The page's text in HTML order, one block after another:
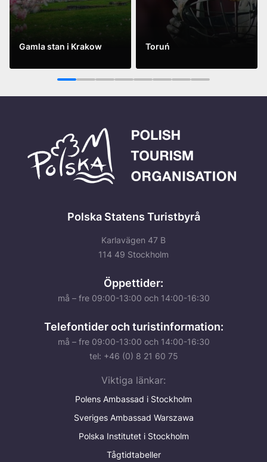
Gamla stan i Krakow
Se mer
Toruń
Se mer
1 2 3 4 5 6 7 8
Polska Statens Turistbyrå
Karlavägen 47 B
114 49 Stockholm
Öppettider:
må – fre 09:00-13:00 och 14:00-16:30
Telefontider och turistinformation:
må – fre 09:00-13:00 och 14:00-16:30
tel: +46 (0) 8 21 60 75
Viktiga länkar:
Polens Ambassad i Stockholm
Sveriges Ambassad Warszawa
Polska Institutet i Stockholm
Tågtidtabeller